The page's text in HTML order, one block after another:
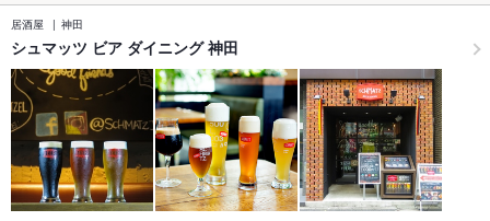
居酒屋 神田
シュマッツ ビア ダイニング 神田